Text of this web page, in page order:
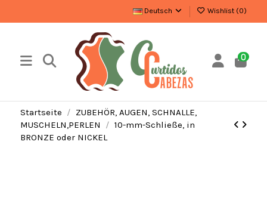
Deutsch Wishlist (0)
0
Startseite
ZUBEHÖR, AUGEN, SCHNALLE,
MUSCHELN,PERLEN
10-mm-Schließe, in
BRONZE oder NICKEL